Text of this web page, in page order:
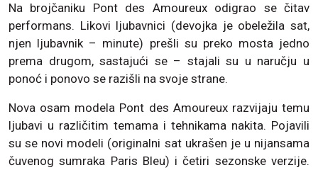
Na brojčaniku Pont des Amoureux odigrao se čitav
performans. Likovi ljubavnici (devojka je obeležila sat,
njen ljubavnik – minute) prešli su preko mosta jedno
prema drugom, sastajući se – stajali su u naručju u
ponoć i ponovo se razišli na svoje strane.
Nova osam modela Pont des Amoureux razvijaju temu
ljubavi u različitim temama i tehnikama nakita. Pojavili
su se novi modeli (originalni sat ukrašen je u nijansama
čuvenog sumraka Paris Bleu) i četiri sezonske verzije.